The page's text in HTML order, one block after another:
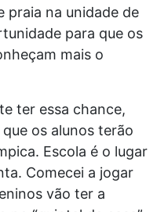
praia na unidade de
para que os
mais o
ter essa chance,
os alunos terão
Escola é o lugar
Comecei a jogar
vão ter a